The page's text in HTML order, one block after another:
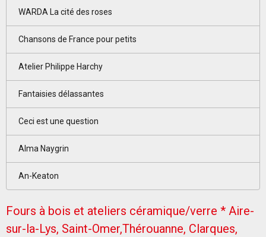
WARDA La cité des roses
Chansons de France pour petits
Atelier Philippe Harchy
Fantaisies délassantes
Ceci est une question
Alma Naygrin
An-Keaton
Fours à bois et ateliers céramique/verre * Aire-
sur-la-Lys, Saint-Omer,Thérouanne, Clarques,